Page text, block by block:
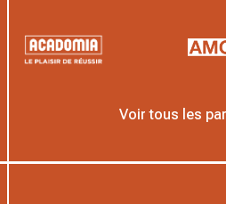
Voir tous les